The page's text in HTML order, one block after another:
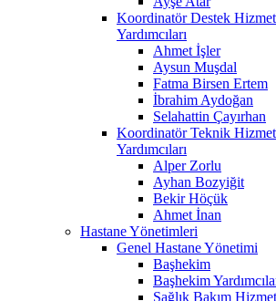
Koordinatör Destek
Yardımcıları
Ahmet İşler
Aysun Muşdal
Fatma Birsen Ertem
İbrahim Aydoğan
Selahattin Çayırhan
Koordinatör Teknik
Yardımcıları
Alper Zorlu
Ayhan Bozyiğit
Bekir Höçük
Ahmet İnan
Hastane Yönetimleri
Genel Hastane Yönetimi
Başhekim
Başhekim
Sağlık Bakım